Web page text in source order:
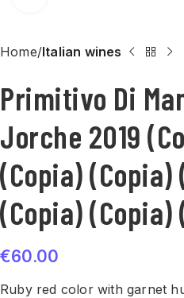
Home Italian wines
Primitivo Di
Jorche 2019
(Copia) (Copia)
(Copia) (Copia)
€60.00
Ruby red color with garnet